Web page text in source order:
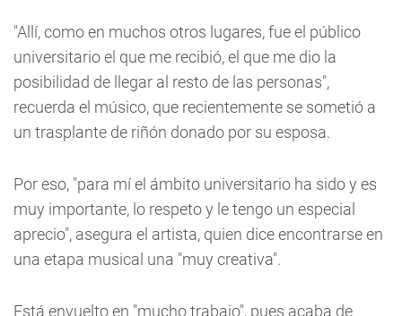
"Allí, como en muchos otros lugares, fue el público
universitario el que me recibió, el que me dio la
posibilidad de llegar al resto de las personas",
recuerda el músico, que recientemente se sometió a
un trasplante de riñón donado por su esposa.
Por eso, "para mí el ámbito universitario ha sido y es
muy importante, lo respeto y le tengo un especial
aprecio", asegura el artista, quien dice encontrarse en
una etapa musical una "muy creativa".
Está envuelto en "mucho trabajo", pues acaba de